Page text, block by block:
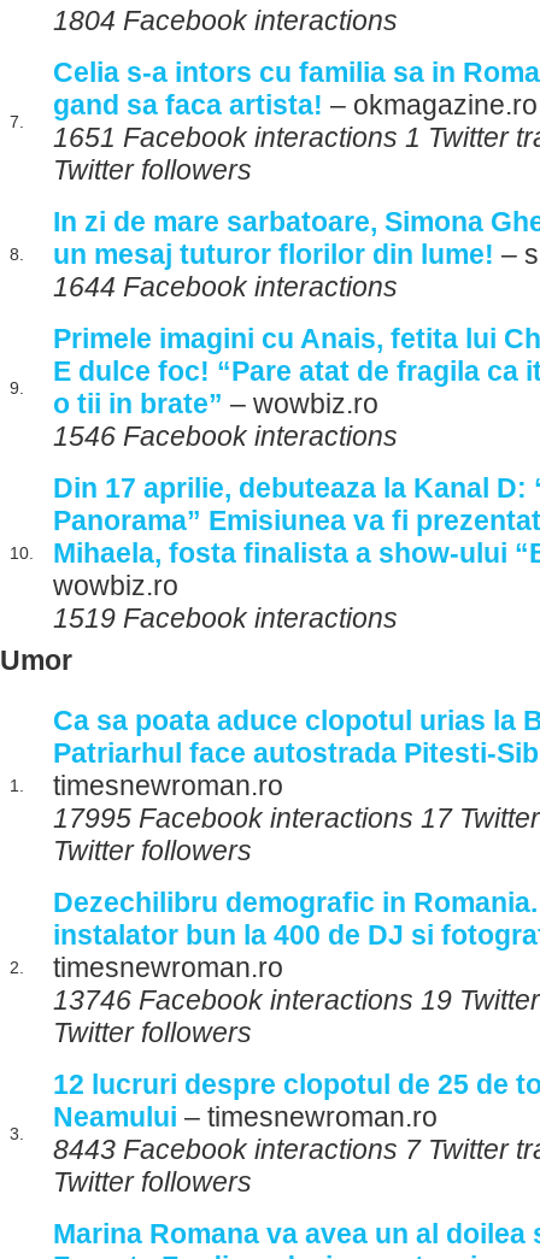
1804 Facebook interactions
7.
Celia s-a intors cu familia sa in
gand sa faca artista! – okmagazine.ro
1651 Facebook interactions 1 Twitter
Twitter followers
8.
In zi de mare sarbatoare, Simona
un mesaj tuturor florilor din lume! –
1644 Facebook interactions
9.
Primele imagini cu Anais, fetita lui
E dulce foc! “Pare atat de fragila ca
o tii in brate” – wowbiz.ro
1546 Facebook interactions
10.
Din 17 aprilie, debuteaza la Kanal D:
Panorama” Emisiunea va fi
Mihaela, fosta finalista a show-ului
wowbiz.ro
1519 Facebook interactions
Umor
1.
Ca sa poata aduce clopotul urias la
Patriarhul face autostrada Pitesti-
timesnewroman.ro
17995 Facebook interactions 17
Twitter followers
2.
Dezechilibru demografic in
instalator bun la 400 de DJ si
timesnewroman.ro
13746 Facebook interactions 19
Twitter followers
3.
12 lucruri despre clopotul de 25 de
Neamului – timesnewroman.ro
8443 Facebook interactions 7 Twitter
Twitter followers
Marina Romana va avea un al doilea